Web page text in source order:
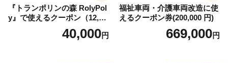
※お礼品の贈呈は、町外にお住まいの方です。
※同一年内で複数回の寄附を行った場合でも、都度お礼
『トランポリンの森 RolyPol
y』で使えるクーポン（12,00
40,000円
福祉車両・介護車両改造に使
えるクーポン券(200,000 円)
669,000円